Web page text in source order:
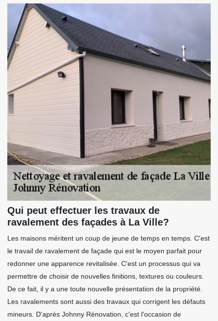
Qui peut effectuer les travaux de
ravalement des façades à La Ville?
Les maisons méritent un coup de jeune de temps en temps. C'est
le travail de ravalement de façade qui est le moyen parfait pour
redonner une apparence revitalisée. C'est un processus qui va
permettre de choisir de nouvelles finitions, textures ou couleurs.
De ce fait, il y a une toute nouvelle présentation de la propriété.
Les ravalements sont aussi des travaux qui corrigent les défauts
mineurs. D'après Johnny Rénovation, c'est l'occasion de